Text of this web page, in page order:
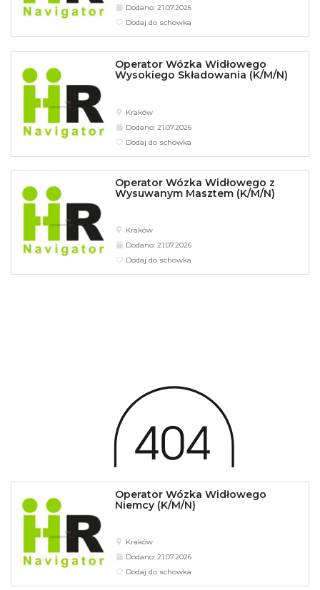
Dodano: 21.07.2026
Dodaj do schowka
Operator Wózka Widłowego
Wysokiego Składowania (K/M/N)
Kraków
Dodano: 21.07.2026
Dodaj do schowka
Operator Wózka Widłowego z
Wysuwanym Masztem (K/M/N)
Kraków
Dodano: 21.07.2026
Dodaj do schowka
Operator Wózka Widłowego
Niemcy (K/M/N)
Kraków
Dodano: 21.07.2026
Dodaj do schowka